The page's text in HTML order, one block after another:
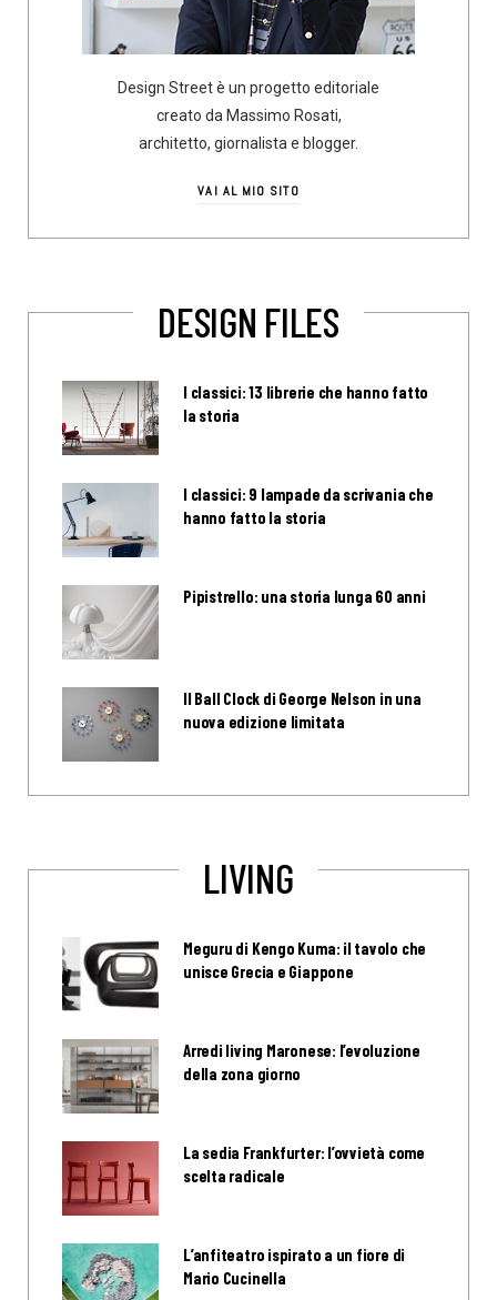
Design Street è un progetto editoriale
creato da Massimo Rosati,
architetto, giornalista e blogger.
VAI AL MIO SITO
DESIGN FILES
I classici: 13 librerie che hanno fatto
la storia
I classici: 9 lampade da scrivania che
hanno fatto la storia
Pipistrello: una storia lunga 60 anni
Il Ball Clock di George Nelson in una
nuova edizione limitata
LIVING
Meguru di Kengo Kuma: il tavolo che
unisce Grecia e Giappone
Arredi living Maronese: l’evoluzione
della zona giorno
La sedia Frankfurter: l’ovvietà come
scelta radicale
L’anfiteatro ispirato a un fiore di
Mario Cucinella